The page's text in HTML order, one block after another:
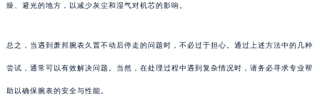
燥、避光的地方，以减少灰尘和湿气对机芯的影响。
总之，当遇到萧邦腕表久置不动后停走的问题时，不必过于担心。通过上述方法中的几种
尝试，通常可以有效解决问题。当然，在处理过程中遇到复杂情况时，请务必寻求专业帮
助以确保腕表的安全与性能。